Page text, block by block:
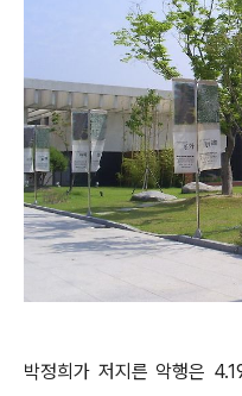
박정희가 저지른 악행은